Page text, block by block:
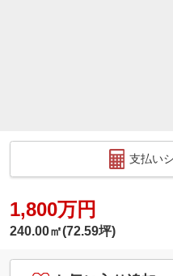
支払い
1,800万円
240.00㎡(72.59坪)